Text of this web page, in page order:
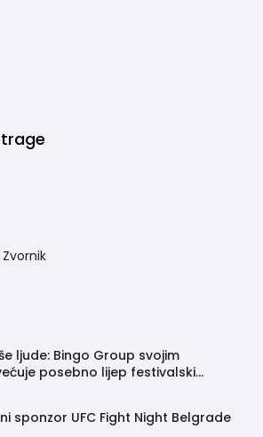
ljude: Bingo Group svojim
posebno lijep festivalski
sponzor UFC Fight Night Belgrade